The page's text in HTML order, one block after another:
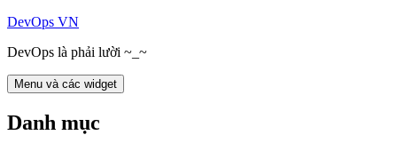
Chuyển
nội
DevOps VN
DevOps là phải lười ~_~
Menu và các widget
Danh mục